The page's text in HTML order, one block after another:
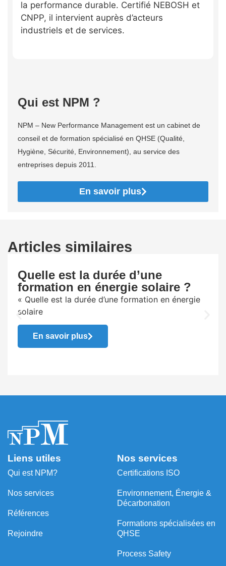
la performance durable. Certifié NEBOSH et
CNPP, il intervient auprès d’acteurs
industriels et de services.
Qui est NPM ?
NPM – New Performance Management est un cabinet de
conseil et de formation spécialisé en QHSE (Qualité,
Hygiène, Sécurité, Environnement), au service des
entreprises depuis 2011.
En savoir plus
Articles similaires
Quelle est la durée d’une
formation en énergie solaire ?
« Quelle est la durée d’une formation en énergie
solaire
En savoir plus
Liens utiles
Qui est NPM?
Nos services
Références
Rejoindre
Nos services
Certifications ISO
Environnement, Énergie &
Décarbonation
⁠Formations spécialisées en
QHSE
Process Safety